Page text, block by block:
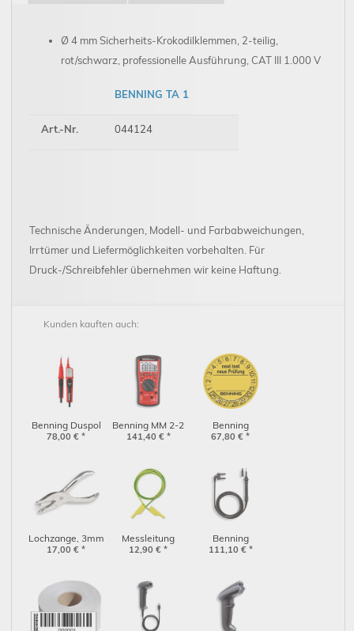
Ø 4 mm Sicherheits-Krokodilklemmen, 2-teilig,
rot/schwarz, professionelle Ausführung, CAT III 1.000 V
BENNING TA 1
Art.-Nr. 044124
Technische Änderungen, Modell- und Farbabweichungen,
Irrtümer und Liefermöglichkeiten vorbehalten. Für
Druck-/Schreibfehler übernehmen wir keine Haftung.
Kunden kauften auch:
Benning Duspol
expert (050262)
78,00 € *
Benning MM 2-2
(044692)
141,40 € *
Benning
Prüfplaketten
67,80 € *
Lochzange, 3mm
für Benning-
17,00 € *
Messleitung
grün/gelb mit
12,90 € *
Benning
Prüfleitung /
111,10 € *